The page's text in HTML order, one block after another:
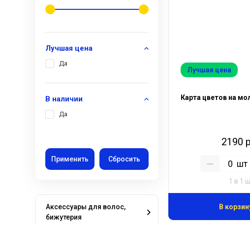
Лучшая цена
Да
В наличии
Да
Аксессуары для волос,
бижутерия
Лучшая цена
Карта цветов на
2190
шт
1 в 1
В